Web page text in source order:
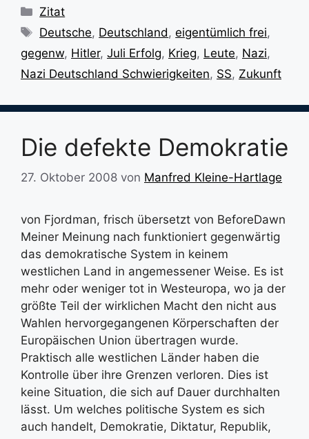
Kategorien
Zitat
Schlagwörter
Deutsche, Deutschland ,eigentümlich frei,
gegenw, Hitler, Juli Erfolg, Krieg, Leute, Nazi,
Nazi Deutschland Schwierigkeiten, SS, Zukunft
Die defekte Demokratie
27. Oktober 2008 von Manfred Kleine-Hartlage
von Fjordman, frisch übersetzt von BeforeDawn
Meiner Meinung nach funktioniert gegenwärtig
das demokratische System in keinem
westlichen Land in angemessener Weise. Es ist
mehr oder weniger tot in Westeuropa, wo ja der
größte Teil der wirklichen Macht den nicht aus
Wahlen hervorgegangenen Körperschaften der
Europäischen Union übertragen wurde.
Praktisch alle westlichen Länder haben die
Kontrolle über ihre Grenzen verloren. Dies ist
keine Situation, die sich auf Dauer durchhalten
lässt. Um welches politische System es sich
auch handelt, Demokratie, Diktatur, Republik,